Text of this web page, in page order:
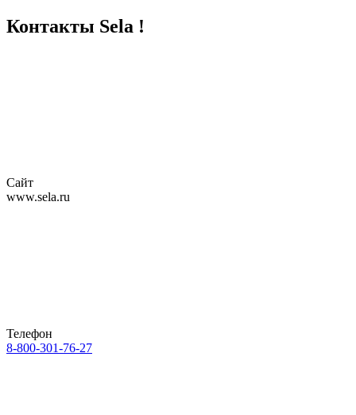
Контакты Sela !
Сайт
www.sela.ru
Телефон
8-800-301-76-27